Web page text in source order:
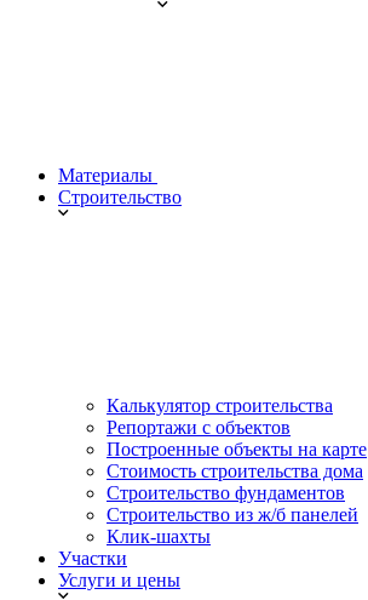
Материалы
Строительство
Калькулятор строительства
Репортажи с объектов
Построенные объекты на карте
Стоимость строительства дома
Строительство фундаментов
Строительство из ж/б панелей
Клик-шахты
Участки
Услуги и цены